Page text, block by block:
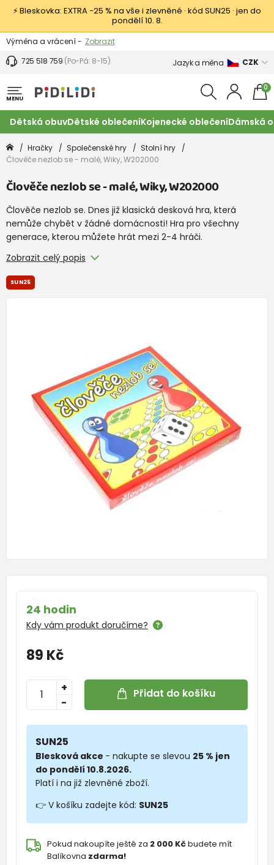
⚡ Bleskovka: EXTRA −25 % na vše i zlevněné · kód SUN25 · jen do
pondělí 10. 8.
Výměna a vrácení - Zobrazit
Sleva 100 Kč na první nákup -
725 518 759 (Po-Pá: 8-15) Jazyk a měna CZK
MENU
0
Dětská obuvDětské oblečeníKojenecké oblečeníDámská
Hračky Společenské hry
Stolní hry
Člověče nezlob se - malé, Wiky, W202000
Člověče nezlob se - malé, Wiky, W202000
Člověče nezlob se. Dnes již klasická desková hra, která
nemůže chybět v žádné domácnosti! Hra pro všechny
generace, kterou můžete hrát mezi 2-4 hráči.
Zobrazit celý popis
24 hodin
Kdy vám produkt doručíme?
89 Kč
-
+ Přidat do košíku
SUN25
Blesková akce - nakupte se slevou 25 % jen
do pondělí 10.8.2026.
Platí i na již zlevněné zboží.
👉 V košíku zadejte kód: SUN25
Pokud nakoupíte ještě za 2 000 Kčbudete mít
Balíkovna zdarma!
SUN25